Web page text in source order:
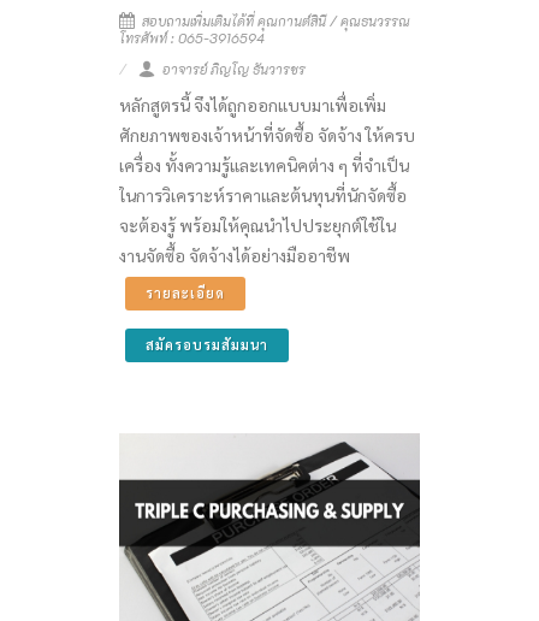
สอบถามเพิ่มเติมได้ที่ คุณกานต์สินี / คุณธนวรรณ
โทรศัพท์ : 065-3916594
อาจารย์ ภิญโญ ธันวารชร
หลักสูตรนี้ จึงได้ถูกออกแบบมาเพื่อเพิ่ม
ศักยภาพของเจ้าหน้าที่จัดซื้อ จัดจ้าง ให้ครบ
เครื่อง ทั้งความรู้และเทคนิคต่าง ๆ ที่จำเป็น
ในการวิเคราะห์ราคาและต้นทุนที่นักจัดซื้อ
จะต้องรู้ พร้อมให้คุณนำไปประยุกต์ใช้ใน
งานจัดซื้อ จัดจ้างได้อย่างมืออาชีพ
รายละเอียด
สมัครอบรมสัมมนา